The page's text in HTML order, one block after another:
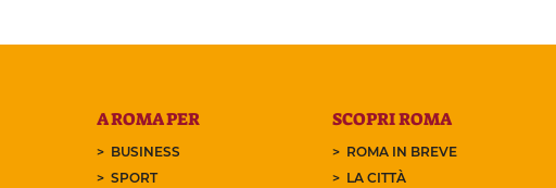
A ROMA PER
BUSINESS
SPORT
SCOPRI ROMA
ROMA IN BREVE
LA CITTÀ